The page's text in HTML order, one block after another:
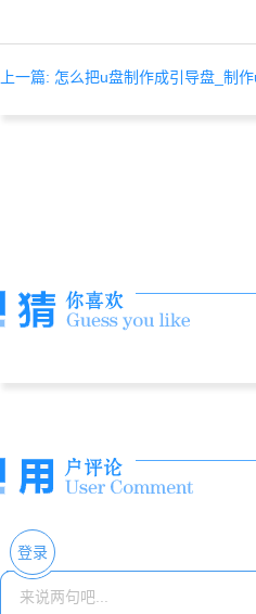
上一篇: 怎么把u盘制作成引导盘_制
登录